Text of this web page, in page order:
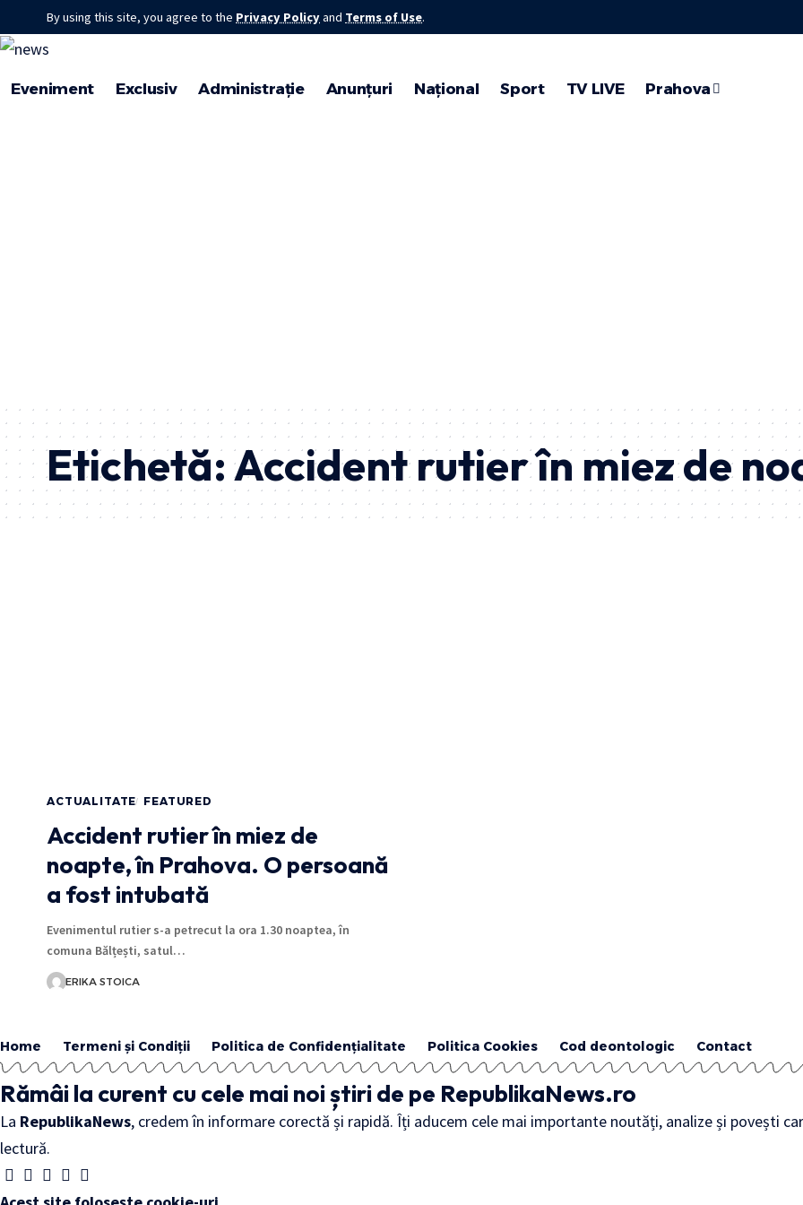
By using this site, you agree to the Privacy Policyand Terms of Use.
Eveniment Exclusiv Administrație Anunțuri Național Sport TV LIVE Prahova
Etichetă:Accident rutier în miez de
ACTUALITATE FEATURED
Accident rutier în miez de
noapte, în Prahova. O persoană
a fost intubată
Evenimentul rutier s-a petrecut la ora 1.30 noaptea, în
comuna Bălțești, satul…
ERIKA STOICA
Home Termeni și Condiții Politica de Confidențialitate Politica Cookies Cod deontologic Contact
Rămâi la curent cu cele mai noi știri de pe RepublikaNews.ro
La RepublikaNews, credem în informare corectă și rapidă. Îți aducem cele mai importante noutăți, analize și povești
lectură.